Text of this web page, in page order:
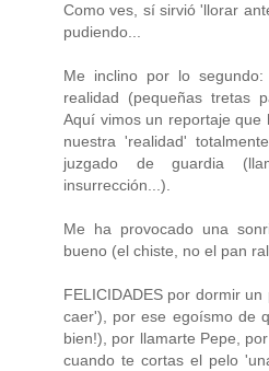
Como ves, sí sirvió 'llorar
pudiendo...
Me inclino por lo
realidad (pequeñas tretas
Aquí vimos un reportaje que
nuestra 'realidad'
juzgado de guardia
insurrección...).
Me ha provocado una
bueno (el chiste, no el pan
FELICIDADES por dormir
caer'), por ese egoísmo de
bien!), por llamarte Pepe,
cuando te cortas el pelo